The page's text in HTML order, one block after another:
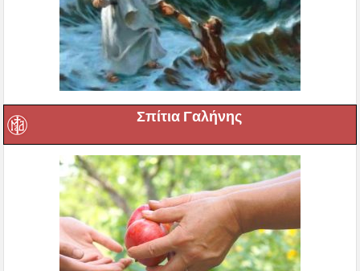
Σπίτια Γαλήνης